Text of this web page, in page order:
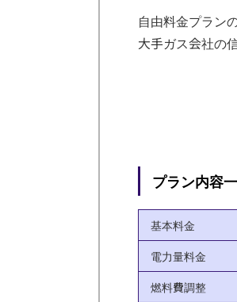
自由料金プラン
大手ガス会社の
プラン内容
基本料金
電力量料金
燃料費調整